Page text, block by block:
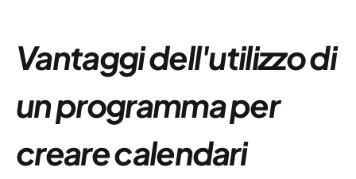
Vantaggi dell'utilizzo di
un programma per
creare calendari